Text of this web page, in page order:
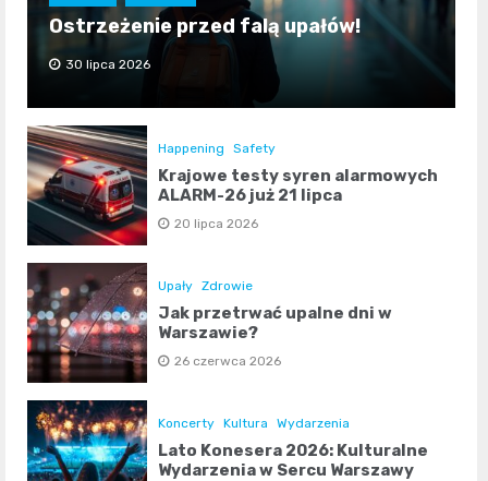
Ostrzeżenie przed falą upałów!
30 lipca 2026
Happening Safety
Krajowe testy syren alarmowych
ALARM-26 już 21 lipca
20 lipca 2026
Upały Zdrowie
Jak przetrwać upalne dni w
Warszawie?
26 czerwca 2026
Koncerty Kultura Wydarzenia
Lato Konesera 2026: Kulturalne
Wydarzenia w Sercu Warszawy